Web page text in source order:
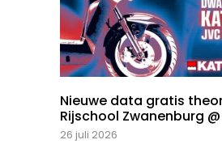
Nieuwe data gratis
Rijschool Zwanenburg
26 juli 2026